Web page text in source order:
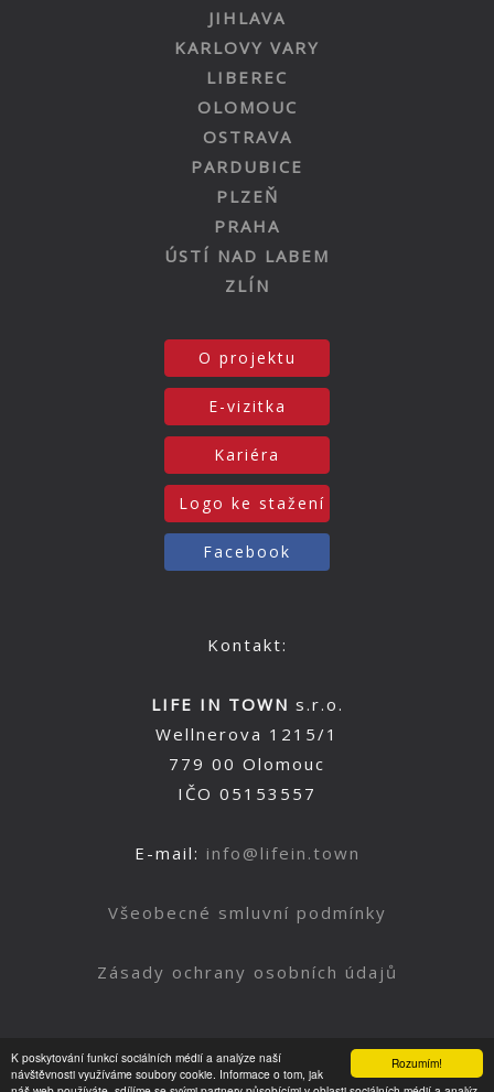
Rozumím!
K poskytování funkcí sociálních médií a analýze naší
návštěvnosti využíváme soubory cookie. Informace o tom, jak
JIHLAVA
KARLOVY VARY
LIBEREC
OLOMOUC
OSTRAVA
PARDUBICE
PLZEŇ
PRAHA
ÚSTÍ NAD LABEM
ZLÍN
O projektu
E-vizitka
Kariéra
Logo ke stažení
Facebook
Kontakt:
LIFE IN TOWN s.r.o.
Wellnerova 1215/1
779 00 Olomouc
IČO 05153557
E-mail: info@lifein.town
Všeobecné smluvní podmínky
Zásady ochrany osobních údajů
Nahoru